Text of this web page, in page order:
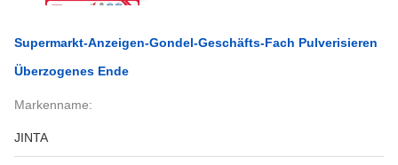
Supermarkt-Anzeigen-Gondel-Geschäfts-Fach Pulverisieren
Überzogenes Ende
Markenname:
JINTA